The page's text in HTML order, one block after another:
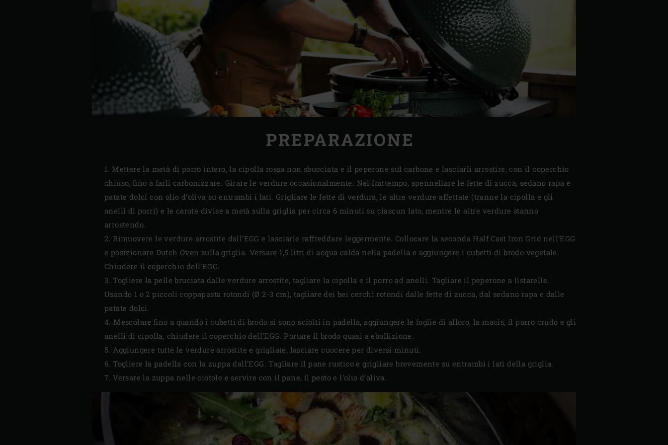
PREPARAZIONE
1. Mettere la metà di porro intero, la cipolla rossa non sbucciata e il peperone sul carbone e lasciarli arrostire, con il coperchio
chiuso, fino a farli carbonizzare. Girare le verdure occasionalmente. Nel frattempo, spennellare le fette di zucca, sedano rapa e
patate dolci con olio d’oliva su entrambi i lati. Grigliare le fette di verdura, le altre verdure affettate (tranne la cipolla e gli
anelli di porri) e le carote divise a metà sulla griglia per circa 6 minuti su ciascun lato, mentre le altre verdure stanno
arrostendo.
2. Rimuovere le verdure arrostite dall’EGG e lasciarle raffreddare leggermente. Collocare la seconda Half Cast Iron Grid nell’EGG
e posizionare Dutch Oven sulla griglia. Versare 1,5 litri di acqua calda nella padella e aggiungere i cubetti di brodo vegetale.
Chiudere il coperchio dell’EGG.
3. Togliere la pelle bruciata dalle verdure arrostite, tagliare la cipolla e il porro ad anelli. Tagliare il peperone a listarelle.
Usando 1 o 2 piccoli coppapasta rotondi (Ø 2-3 cm), tagliare dei bei cerchi rotondi dalle fette di zucca, dal sedano rapa e dalle
patate dolci.
4. Mescolare fino a quando i cubetti di brodo si sono sciolti in padella, aggiungere le foglie di alloro, la macis, il porro crudo e gli
anelli di cipolla, chiudere il coperchio dell’EGG. Portare il brodo quasi a ebollizione.
5. Aggiungere tutte le verdure arrostite e grigliate, lasciare cuocere per diversi minuti.
6. Togliere la padella con la zuppa dall’EGG. Tagliare il pane rustico e grigliare brevemente su entrambi i lati della griglia.
7. Versare la zuppa nelle ciotole e servire con il pane, il pesto e l’olio d’oliva.